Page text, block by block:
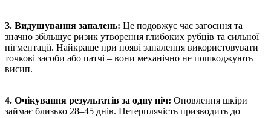
3. Видушування запалень: Це подовжує час загоєння та
значно збільшує ризик утворення глибоких рубців та сильної
пігментації. Найкраще при появі запалення використовувати
точкові засоби або патчі – вони механічно не пошкоджують
висип.
4. Очікування результатів за одну ніч: Оновлення шкіри
займає близько 28–45 днів. Нетерплячість призводить до